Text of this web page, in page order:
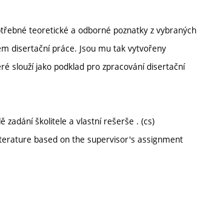
teoretické a odborné poznatky z vybraných
disertační práce. Jsou mu tak vytvořeny
slouží jako podklad pro zpracování disertační
zadání školitele a vlastní rešerše . (cs)
based on the supervisor's assignment